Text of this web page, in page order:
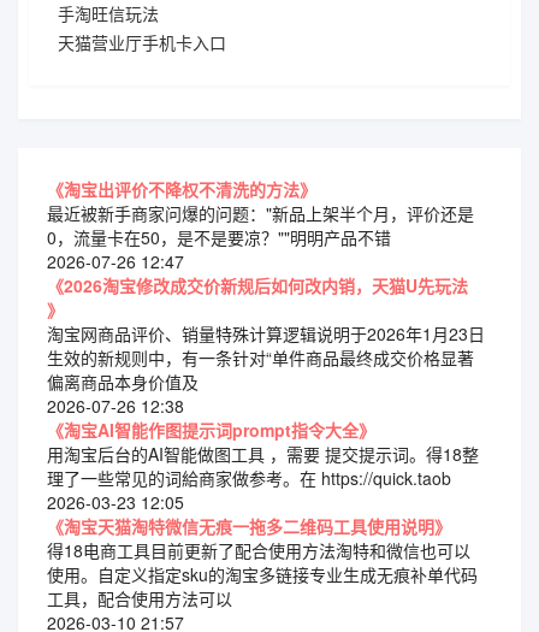
手淘旺信玩法
天猫营业厅手机卡入口
《淘宝出评价不降权不清洗的方法》
最近被新手商家问爆的问题："新品上架半个月，评价还是
0，流量卡在50，是不是要凉？""明明产品不错
2026-07-26 12:47
《2026淘宝修改成交价新规后如何改内销，天猫U先玩法
》
淘宝网商品评价、销量特殊计算逻辑说明于2026年1月23日
生效的新规则中，有一条针对“单件商品最终成交价格显著
偏离商品本身价值及
2026-07-26 12:38
《淘宝AI智能作图提示词prompt指令大全》
用淘宝后台的AI智能做图工具 ，需要 提交提示词。得18整
理了一些常见的词給商家做参考。在 https://quick.taob
2026-03-23 12:05
《淘宝天猫淘特微信无痕一拖多二维码工具使用说明》
得18电商工具目前更新了配合使用方法淘特和微信也可以
使用。自定义指定sku的淘宝多链接专业生成无痕补单代码
工具，配合使用方法可以
2026-03-10 21:57